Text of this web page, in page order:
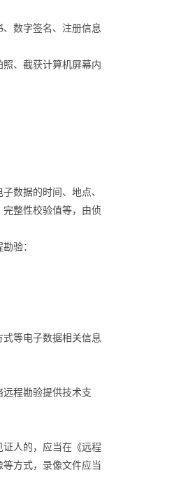
数字签名、注册信息
、截获计算机屏幕内
数据的时间、地点、
整性校验值等，由侦
验：
等电子数据相关信息
程勘验提供技术支
人的，应当在《远程
方式，录像文件应当